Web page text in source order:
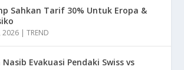
Sahkan Tarif 30% Untuk Eropa &
2026 |TREND
Nasib Evakuasi Pendaki Swiss vs